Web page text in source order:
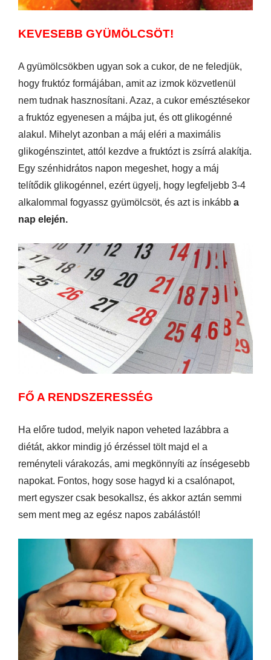
KEVESEBB GYÜMÖLCSÖT!
A gyümölcsökben ugyan sok a cukor, de ne feledjük,
hogy fruktóz formájában, amit az izmok közvetlenül
nem tudnak hasznosítani. Azaz, a cukor emésztésekor
a fruktóz egyenesen a májba jut, és ott glikogénné
alakul. Mihelyt azonban a máj eléri a maximális
glikogénszintet, attól kezdve a fruktózt is zsírrá alakítja.
Egy szénhidrátos napon megeshet, hogy a máj
telítődik glikogénnel, ezért ügyelj, hogy legfeljebb 3-4
alkalommal fogyassz gyümölcsöt, és azt is inkább a
nap elején.
FŐ A RENDSZERESSÉG
Ha előre tudod, melyik napon veheted lazábbra a
diétát, akkor mindig jó érzéssel tölt majd el a
reményteli várakozás, ami megkönnyíti az ínségesebb
napokat. Fontos, hogy sose hagyd ki a csalónapot,
mert egyszer csak besokallsz, és akkor aztán semmi
sem ment meg az egész napos zabálástól!